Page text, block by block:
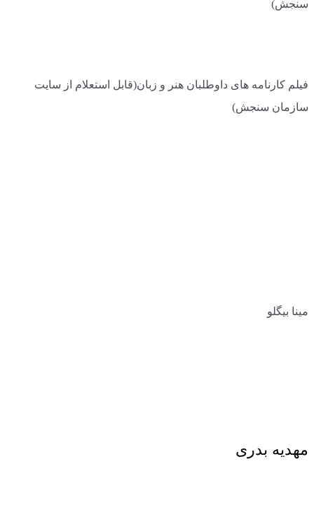
سنجش)
فیلم کارنامه های داوطلبان هنر و زبان(قابل استعلام از سایت
سازمان سنجش)
مینا بیگلو
مهدیه بدری